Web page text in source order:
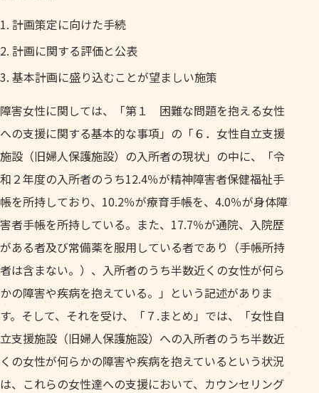
計画策定に向けた手続
計画に関する評価と公表
基本計画に盛り込むことが望ましい施策
障害女性に関しては、「第１ 困難な問題を抱える女性
への支援に関する基本的な事項」の「６．女性自立支援
施設（旧婦人保護施設）の入所者の現状」の中に、「令
和２年度の入所者のうち12.4％が精神障害者保健福祉手
帳を所持しており、10.2％が療育手帳を、4.0％が身体障
害者手帳を所持している。また、17.7％が通院、入院歴
がある者及び常備薬を服用している者であり（手帳所持
者は含まない。）、入所者のうち半数近くの女性が何ら
かの障害や疾病を抱えている。」という記述がありま
す。そして、それを受け、「７.まとめ」では、「女性自
立支援施設（旧婦人保護施設）への入所者のうち半数近
くの女性が何らかの障害や疾病を抱えているという状況
は、これらの女性達への支援において、カウンセリング